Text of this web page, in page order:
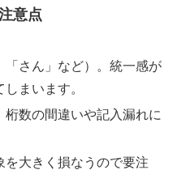
意点
「さん」など）。統一感が
まいます。
数の間違いや記入漏れに
大きく損なうので要注